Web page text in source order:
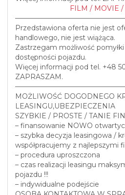
FILM / MOVIE
Przedstawiona oferta nie jest
handlowego, nie jest wiążąca.
Zastrzegam możliwość
dostępności pojazdu.
Więcej informacji pod tel. +48
ZAPRASZAM.
MOŻLIWOŚĆ DOGODNEGO
LEASINGU,UBEZPIECZENIA
SZYBKIE / PROSTE / TANIE
– finansowanie NOWO
– szybka decyzja leasingowa /
współpracujemy z najlepszymi
– procedura uproszczona
– czas realizacji leasingu
pojazdu !!!
– indywidualne podejście